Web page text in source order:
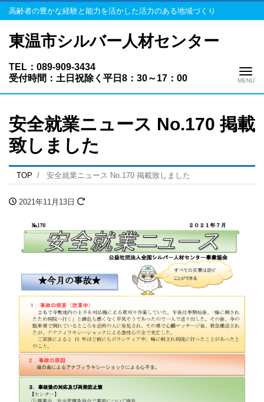
高齢者の豊かな経験と能力を活かした活力のある地域づくり
東温市シルバー人材センター
TEL：089-909-3434
受付時間：土日祝除く平日8：30～17：00
安全就業ニュース No.170 掲載
致しました
TOP 安全就業ニュース No.170 掲載致しました
2021年11月13日